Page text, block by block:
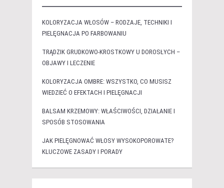
KOLORYZACJA WŁOSÓW – RODZAJE, TECHNIKI I
PIELĘGNACJA PO FARBOWANIU
TRĄDZIK GRUDKOWO-KROSTKOWY U DOROSŁYCH –
OBJAWY I LECZENIE
KOLORYZACJA OMBRE: WSZYSTKO, CO MUSISZ
WIEDZIEĆ O EFEKTACH I PIELĘGNACJI
BALSAM KRZEMOWY: WŁAŚCIWOŚCI, DZIAŁANIE I
SPOSÓB STOSOWANIA
JAK PIELĘGNOWAĆ WŁOSY WYSOKOPOROWATE?
KLUCZOWE ZASADY I PORADY